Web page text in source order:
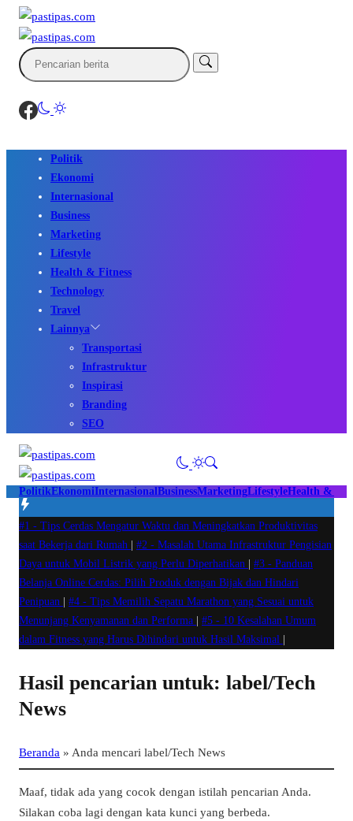
Politik
Ekonomi
Internasional
Business
Marketing
Lifestyle
Health & Fitness
Technology
Travel
Lainnya
Transportasi
Infrastruktur
Inspirasi
Branding
SEO
PolitikEkonomiInternasional BusinessMarketingLifestyleHealth &
#1 - Tips Cerdas Mengatur Waktu dan Meningkatkan Produktivitas
saat Bekerja dari Rumah
#2 - Masalah Utama Infrastruktur Pengisian
Daya untuk Mobil Listrik yang Perlu Diperhatikan
#3 - Panduan
Belanja Online Cerdas: Pilih Produk dengan Bijak dan Hindari
Penipuan
#4 - Tips Memilih Sepatu Marathon yang Sesuai untuk
Menunjang Kenyamanan dan Performa
#5 - 10 Kesalahan Umum
dalam Fitness yang Harus Dihindari untuk Hasil Maksimal
Hasil pencarian untuk: label/Tech
News
Beranda » Anda mencari label/Tech News
Maaf, tidak ada yang cocok dengan istilah pencarian Anda.
Silakan coba lagi dengan kata kunci yang berbeda.